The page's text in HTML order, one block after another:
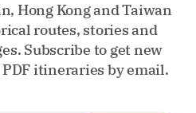
Hong Kong and Taiwan
routes, stories and
Subscribe to get new
itineraries by email.